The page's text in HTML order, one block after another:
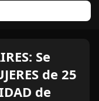
Se
de 25
de